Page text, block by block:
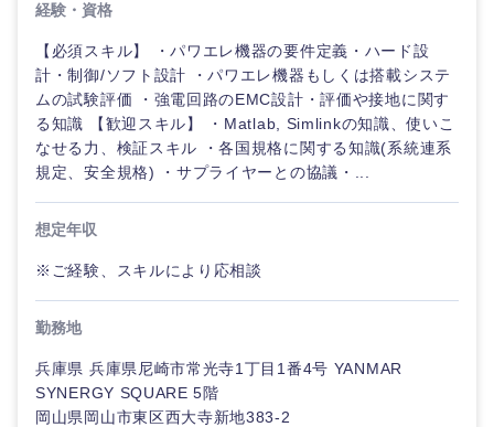
海外
経験・資格
【必須スキル】 ・パワエレ機器の要件定義・ハード設
計・制御/ソフト設計 ・パワエレ機器もしくは搭載システ
ムの試験評価 ・強電回路のEMC設計・評価や接地に関す
る知識 【歓迎スキル】 ・Matlab, Simlinkの知識、使いこ
なせる力、検証スキル ・各国規格に関する知識(系統連系
規定、安全規格) ・サプライヤーとの協議・...
想定年収
※ご経験、スキルにより応相談
勤務地
兵庫県 兵庫県尼崎市常光寺1丁目1番4号 YANMAR
SYNERGY SQUARE 5階
岡山県岡山市東区西大寺新地383-2